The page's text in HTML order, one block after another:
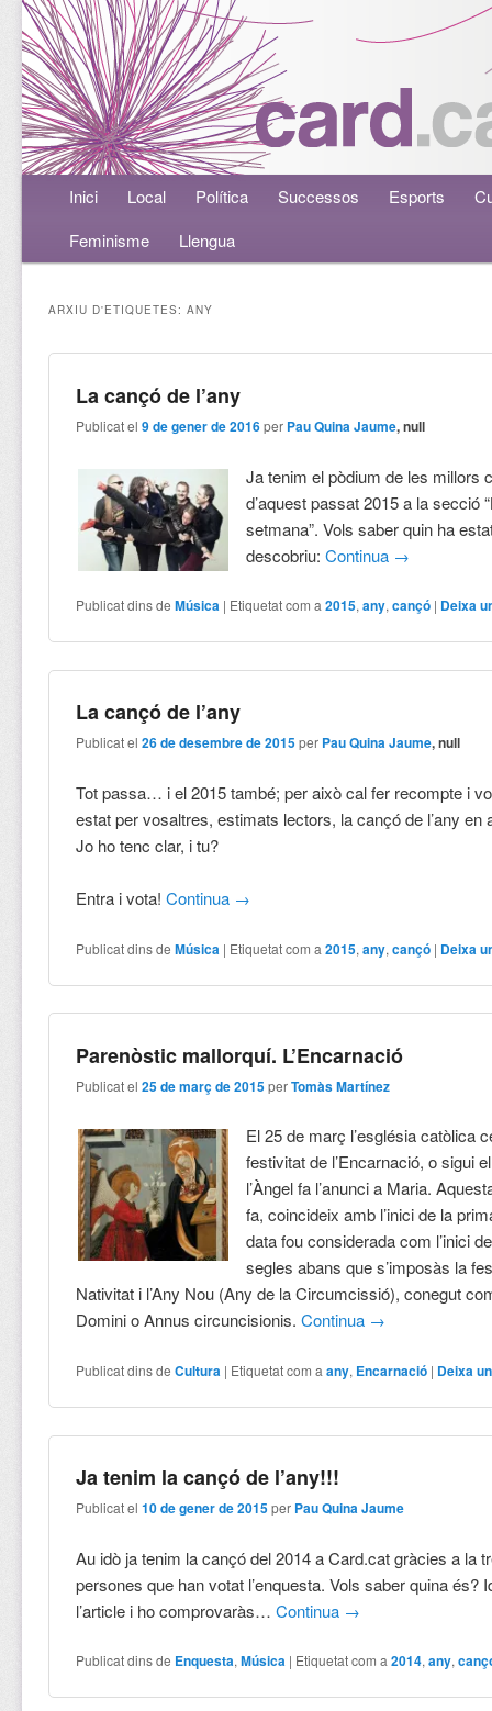
Menú principalAneu al contingut principal
Aneu al contingut secundari
Inici Local Política Successos Esports
Feminisme
Llengua
ARXIU D'ETIQUETES:ANY
La cançó de l’any
Publicat el9 de gener de 2016 per Pau Quina Jaume, null
Ja tenim el pòdium de les millors
d’aquest passat 2015 a la secció
setmana”. Vols saber quin ha
descobriu:Continua →
Publicat dins de Música | Etiquetat com a 2015,any,cançó | Deixa
La cançó de l’any
Publicat el26 de desembre de 2015 per Pau Quina Jaume, null
Tot passa… i el 2015 també; per això cal fer recompte i
estat per vosaltres, estimats lectors, la cançó de l’any en
Jo ho tenc clar, i tu?
Entra i vota!Continua →
Publicat dins de Música | Etiquetat com a 2015,any,cançó | Deixa
Parenòstic mallorquí. L’Encarnació
Publicat el25 de març de 2015 perTomàs Martínez
El 25 de març l’església catòlica
festivitat de l’Encarnació, o sigui
l’Àngel fa l’anunci a Maria.
fa, coincideix amb l’inici de la
data fou considerada com l’inici
segles abans que s’imposàs la
Nativitat i l’Any Nou (Any de la Circumcissió), conegut
Domini o Annus circuncisionis.Continua →
Publicat dins de Cultura | Etiquetat com a any, Encarnació | Deixa
Ja tenim la cançó de l’any!!!
Publicat el10 de gener de 2015 per Pau Quina Jaume
Au idò ja tenim la cançó del 2014 a Card.cat gràcies a la
persones que han votat l’enquesta. Vols saber quina és?
l’article i ho comprovaràs…Continua →
Publicat dins de Enquesta,Música | Etiquetat com a 2014,any,